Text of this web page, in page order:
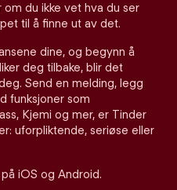
du ikke vet hva du ser
til å finne ut av det.
dine, og begynn å
deg tilbake, blir det
Send en melding, legg
funksjoner som
Kjemi og mer, er Tinder
uforpliktende, seriøse eller
iOS og Android.